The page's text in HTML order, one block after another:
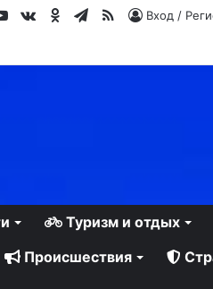
Вход /
RSS
Telegram
Одноклассники
vk.com
YouTube
Туризм и отдых
Происшествия